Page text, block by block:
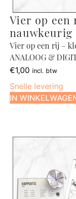
Vier op een
nauwkeurig
Vier op een rij –
ANALOOG &
€1,00 incl. btw
Snelle levering
IN